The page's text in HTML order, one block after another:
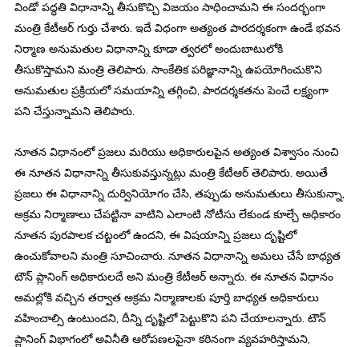
విండో పద్ధతి విధానాన్ని తీసుకొచ్చి విజయం సాధించామని ఈ సందర్భంగా
మంత్రి కేటీఆర్ గుర్తు చేశారు. ఇదే విధంగా అత్యంత పారదర్శకంగా ఉండే భవన
నిర్మాణ అనుమతుల విధానాన్ని కూడా త్వరలో అందుబాటులోకి
తీసుకొస్తామని మంత్రి తెలిపారు. సాంకేతిక పరిజ్ఞానాన్ని ఉపయోగించుకొని
అనుమతుల ప్రక్రియలో సమయాన్ని తగ్గించి, పారదర్శకతను పెంచే లక్ష్యంగా
పని చేస్తున్నామని తెలిపారు.
నూతన విధానంలో ప్రజలు మరియు అధికారులపైన అత్యంత విశ్వాసం నుంచి
ఈ నూతన విధానాన్ని తీసుకువస్తున్నట్లు మంత్రి కేటీఆర్ తెలిపారు. అయితే
ప్రజలు ఈ విధానాన్ని దుర్వినియోగం చేసి, తప్పుడు అనుమతులు తీసుకున్నా,
అక్రమ నిర్మాణాలు చేపట్టినా వాటిని ఎలాంటి నోటీసు లేకుండ కూల్చే అధికారం
నూతన పురపాలక చట్టంలో ఉందని, ఈ విషయాన్ని ప్రజలు దృష్టిలో
ఉంచుకోవాలని మంత్రి సూచించారు. నూతన విధానాన్ని అమలు చేసే బాధ్యత
టౌన్ ప్లానింగ్ అధికారులదే అని మంత్రి కేటీఆర్ అన్నారు. ఈ నూతన విధానం
అమల్లోకి వచ్చిన తర్వాత అక్రమ నిర్మాణాలకు పూర్తి బాధ్యత అధికారులు
వహించాల్సి ఉంటుందని, దీన్ని దృష్టిలో పెట్టుకొని పని చేయాలన్నారు. టౌన్
ప్లానింగ్ విభాగంలో అవినీతి ఆరోపణలపైనా కఠినంగా వ్యవహరిస్తామని,